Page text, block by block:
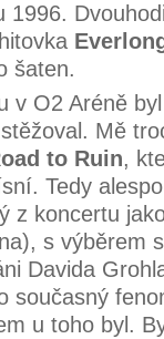
1996.
šaten.
v O2 Aréně
Mě
to Ruin,
Tedy
z koncertu
s výběrem
Davida
současný
u toho byl.